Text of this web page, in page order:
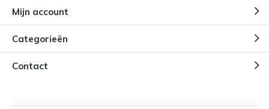
Mijn account
Categorieën
Contact